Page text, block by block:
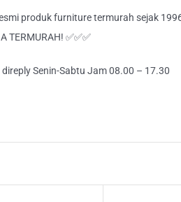
produk furniture termurah sejak
TERMURAH! ✅✅✅
Senin-Sabtu Jam 08.00 – 17.30